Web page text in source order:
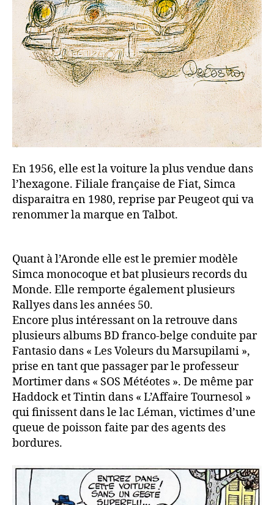
En 1956, elle est la voiture la plus vendue dans
l’hexagone. Filiale française de Fiat, Simca
disparaitra en 1980, reprise par Peugeot qui va
renommer la marque en Talbot.
Quant à l’Aronde elle est le premier modèle
Simca monocoque et bat plusieurs records du
Monde. Elle remporte également plusieurs
Rallyes dans les années 50.
Encore plus intéressant on la retrouve dans
plusieurs albums BD franco-belge conduite par
Fantasio dans « Les Voleurs du Marsupilami »,
prise en tant que passager par le professeur
Mortimer dans « SOS Météotes ». De même par
Haddock et Tintin dans « L’Affaire Tournesol »
qui finissent dans le lac Léman, victimes d’une
queue de poisson faite par des agents des
bordures.